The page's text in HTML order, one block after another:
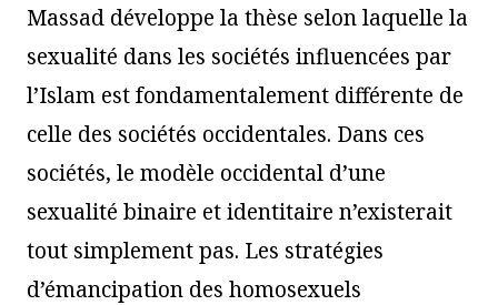
Massad développe la thèse selon laquelle la
sexualité dans les sociétés influencées par
l’Islam est fondamentalement différente de
celle des sociétés occidentales. Dans ces
sociétés, le modèle occidental d’une
sexualité binaire et identitaire n’existerait
tout simplement pas. Les stratégies
d’émancipation des homosexuels